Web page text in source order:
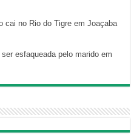
cai no Rio do Tigre em Joaçaba
esfaqueada pelo marido em